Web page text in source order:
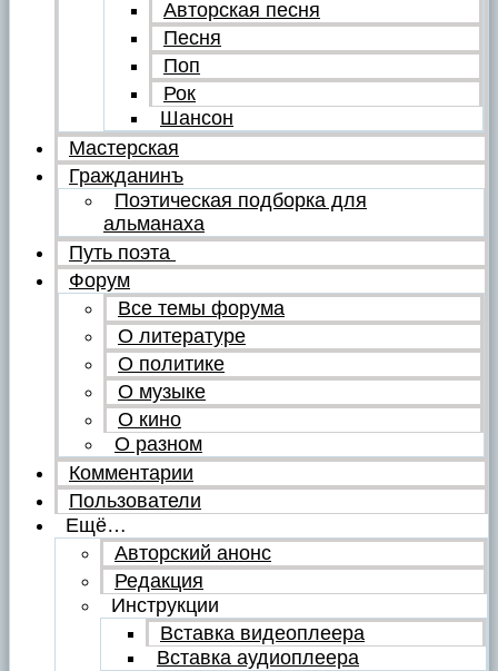
Авторская песня
Песня
Поп
Рок
Шансон
Мастерская
Гражданинъ
Поэтическая подборка для
альманаха
Путь поэта
Форум
Все темы форума
О литературе
О политике
О музыке
О кино
О разном
Комментарии
Пользователи
Ещё…
Авторский анонс
Редакция
Инструкции
Вставка видеоплеера
Вставка аудиоплеера